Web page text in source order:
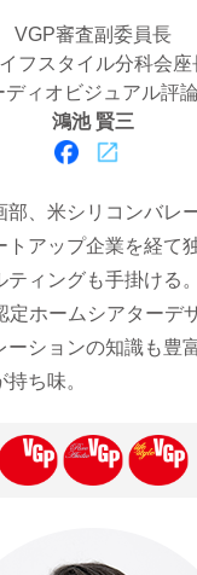
VGP審査副委員長
フスタイル分科会座
ディオビジュアル評
鴻池 賢三
部、米シリコンバレ
トアップ企業を経て
ティングも手掛ける
定ホームシアターデ
ーションの知識も豊
ち味。